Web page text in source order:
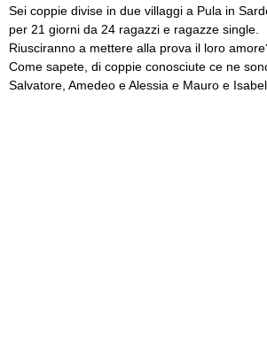
Sei coppie divise in due villaggi a Pula in
per 21 giorni da 24 ragazzi e ragazze single.
Riusciranno a mettere alla prova il loro
Come sapete, di coppie conosciute ce ne
Salvatore, Amedeo e Alessia e Mauro e